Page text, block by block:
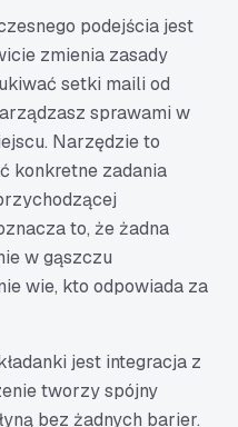
podejścia jest
zmienia zasady
setki maili od
sprawami w
Narzędzie to
konkretne zadania
to, że żadna
w gąszczu
wie, kto odpowiada za
jest integracja z
tworzy spójny
bez żadnych barier.